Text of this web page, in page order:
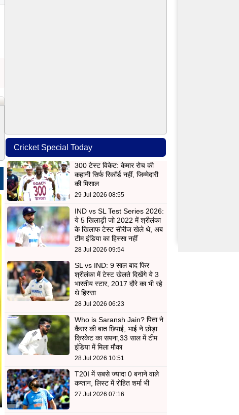
Cricket Special Today
300 टेस्ट विकेट: केमार रोच की
कहानी सिर्फ रिकॉर्ड नहीं, जिम्मेदारी
की मिसाल
29 Jul 2026 08:55
IND vs SL Test Series 2026:
ये 5 खिलाड़ी जो 2022 में श्रीलंका
के खिलाफ टेस्ट सीरीज खेले थे, अब
टीम इंडिया का हिस्सा नहीं
28 Jul 2026 09:54
SL vs IND: 9 साल बाद फिर
श्रीलंका में टेस्ट खेलते दिखेंगे ये 3
भारतीय स्टार, 2017 दौरे का भी रहे
थे हिस्सा
28 Jul 2026 06:23
Who is Saransh Jain? पिता ने
कैंसर की बात छिपाई, भाई ने छोड़ा
क्रिकेट का सपना,33 साल में टीम
इंडिया में मिला मौका
28 Jul 2026 10:51
T20I में सबसे ज्यादा 0 बनाने वाले
कप्तान, लिस्ट में रोहित शर्मा भी
27 Jul 2026 07:16